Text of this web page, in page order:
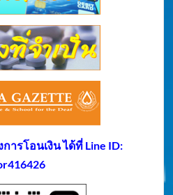
ารโอนเงิน ได้ที่ Line ID: